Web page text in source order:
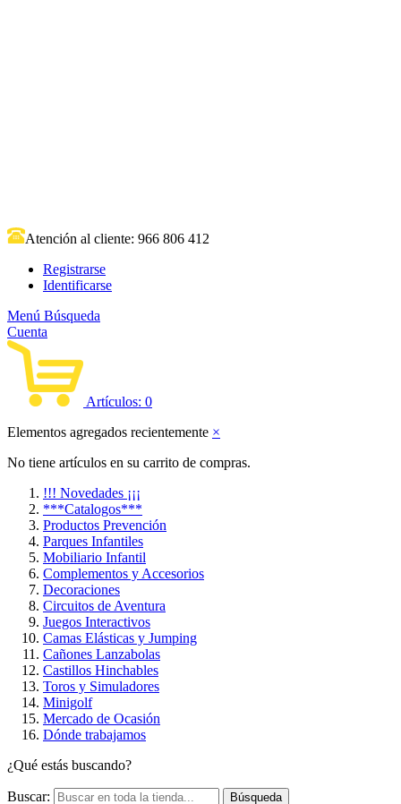
Atención al cliente: 966 806 412
Registrarse
Identificarse
Menú Búsqueda
Cuenta
Artículos: 0
Elementos agregados recientemente ×
No tiene artículos en su carrito de compras.
!!! Novedades ¡¡¡
***Catalogos***
Productos Prevención
Parques Infantiles
Mobiliario Infantil
Complementos y Accesorios
Decoraciones
Circuitos de Aventura
Juegos Interactivos
Camas Elásticas y Jumping
Cañones Lanzabolas
Castillos Hinchables
Toros y Simuladores
Minigolf
Mercado de Ocasión
Dónde trabajamos
¿Qué estás buscando?
Buscar: Búsqueda